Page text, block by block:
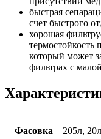
быстрая
счет быстрого
хорошая
термостойкость
который может
фильтрах с
Фасовка 205л, 20л